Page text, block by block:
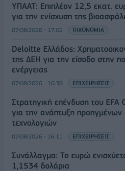
ΥΠΑΑΤ: Επιπλέον 12,5 εκατ.
για την ενίσχυση της
07/08/2026 - 17:02 ΟΙΚΟΝΟΜΙΑ
Deloitte Ελλάδος:
της ΔΕΗ για την είσοδο στην
ενέργειας
07/08/2026 - 16:38 ΕΠΙΧΕΙΡΗΣΕΙΣ
Στρατηγική επένδυση του EFA
για την ανάπτυξη προηγμένων
τεχνολογιών
07/08/2026 - 16:11 ΕΠΙΧΕΙΡΗΣΕΙΣ
Συνάλλαγμα: Το ευρώ
1,1534 δολάρια